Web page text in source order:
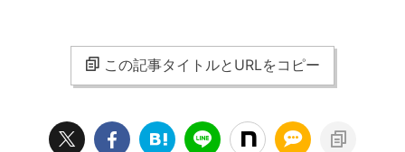
この記事タイトルとURLをコピー